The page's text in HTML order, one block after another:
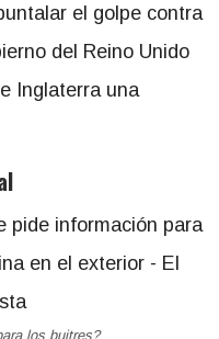
el golpe contra
del Reino Unido
Inglaterra una
los buitres?